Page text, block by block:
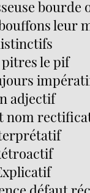
leur
pitres le pif
adjectif
nom